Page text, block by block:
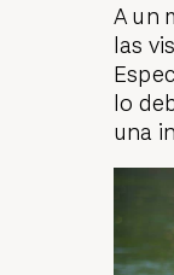
A un
las
lo
una